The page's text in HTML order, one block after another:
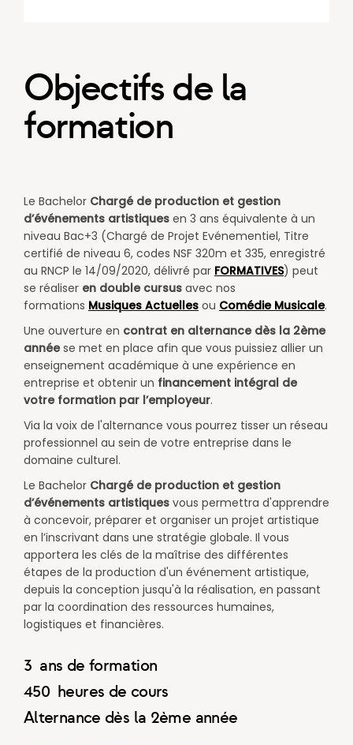
Objectifs de la
formation
Le Bachelor Chargé de production et gestion
d’événements artistiques en 3 ans équivalente à un
niveau Bac+3 (Chargé de Projet Evénementiel, Titre
certifié de niveau 6, codes NSF 320m et 335, enregistré
au RNCP le 14/09/2020, délivré par FORMATIVES) peut
se réaliser en double cursus avec nos
formations Musiques Actuelles ou Comédie Musicale.
Une ouverture en contrat en alternance dès la 2ème
annéese met en place afin que vous puissiez allier un
enseignement académique à une expérience en
entreprise et obtenir un financement intégral de
votre formation par l’employeur.
Via la voix de l'alternance vous pourrez tisser un réseau
professionnel au sein de votre entreprise dans le
domaine culturel.
Le Bachelor Chargé de production et gestion
d’événements artistiques vous permettra d'apprendre
à concevoir, préparer et organiser un projet artistique
en l’inscrivant dans une stratégie globale. Il vous
apportera les clés de la maîtrise des différentes
étapes de la production d'un événement artistique,
depuis la conception jusqu'à la réalisation, en passant
par la coordination des ressources humaines,
logistiques et financières.
3 ans de formation
450 heures de cours
Alternance dès la 2ème année